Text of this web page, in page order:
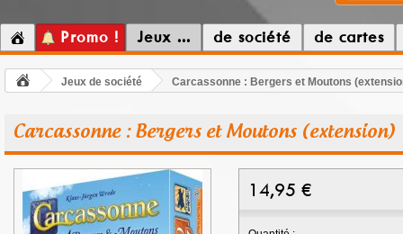
Promo ! Jeux ... de société de cartes
Jeux de société Carcassonne : Bergers et Moutons
Carcassonne : Bergers et Moutons (extension)
14,95 €